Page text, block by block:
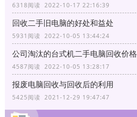
6318阅读 2022-10-17 22:16:39
回收二手旧电脑的好处和益处
5931阅读 2022-10-05 13:44:24
公司淘汰的台式机二手电脑回收价格
4587阅读 2022-10-05 13:28:17
报废电脑回收与回收后的利用
5425阅读 2021-12-29 19:47:47